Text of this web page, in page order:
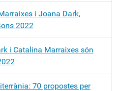
i Joana Dark,
2022
i Catalina Marraixes són
70 propostes per